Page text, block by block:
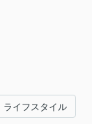
ライフスタイル